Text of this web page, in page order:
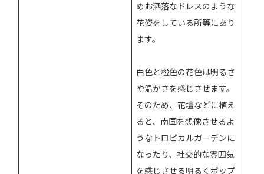
めお洒落なドレスのような
花姿をしている所等にあり
ます。
白色と橙色の花色は明るさ
や温かさを感じさせます。
そのため、花壇などに植え
ると、南国を想像させるよ
うなトロピカルガーデンに
なったり、社交的な雰囲気
を感じさせる明るくポップ